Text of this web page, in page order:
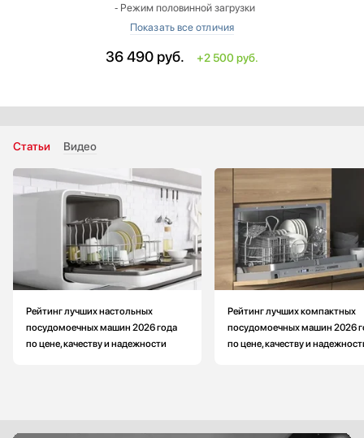
‐ Режим половинной загрузки
‐ Дисплей
Вид: узкая
Количество стандартных программ: больше на 1
36 490 руб. +2 500 руб.
Статьи Видео
Рейтинг лучших настольных
посудомоечных машин 2026 года
по цене, качеству и надежности
Рейтинг лучших компактных
посудомоечных машин 2026
по цене, качеству и